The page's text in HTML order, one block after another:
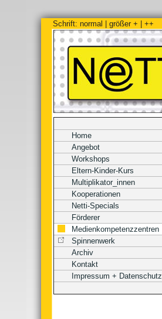
Home
Angebot
Workshops
Eltern-Kinder-Kurs
Multiplikator_innen
Kooperationen
Netti-Specials
Förderer
Medienkompetenzzentren
Spinnenwerk
Archiv
Kontakt
Impressum + Datenschutz
Schrift: normal größer + ++